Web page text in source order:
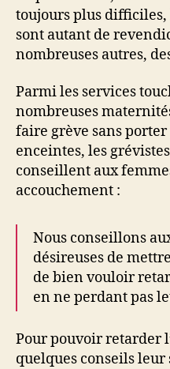
toujours plus difficiles,
sont autant de
nombreuses autres,
Parmi les services
nombreuses
faire grève sans
enceintes, les
conseillent aux
accouchement :
Nous conseillons
désireuses de
de bien vouloir
en ne perdant pas
Pour pouvoir retarder
quelques conseils leur